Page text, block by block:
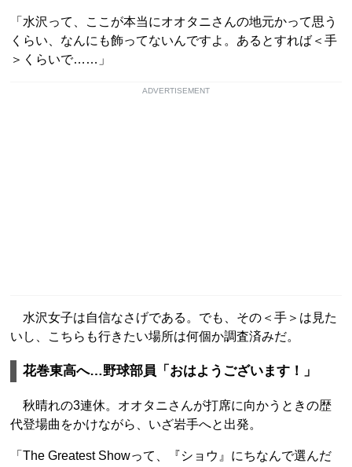
「水沢って、ここが本当にオオタニさんの地元かって思う
くらい、なんにも飾ってないんですよ。あるとすれば＜手
＞くらいで……」
ADVERTISEMENT
水沢女子は自信なさげである。でも、その＜手＞は見た
いし、こちらも行きたい場所は何個か調査済みだ。
花巻東高へ…野球部員「おはようございます！」
秋晴れの3連休。オオタニさんが打席に向かうときの歴
代登場曲をかけながら、いざ岩手へと出発。
「The Greatest Showって、『ショウ』にちなんで選んだ